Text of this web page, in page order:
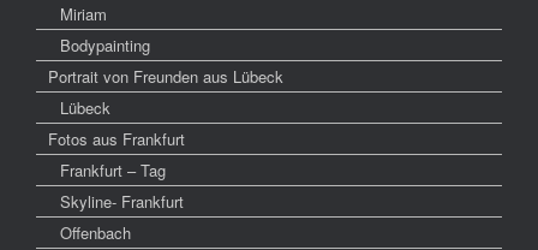
Miriam
Bodypainting
Portrait von Freunden aus Lübeck
Lübeck
Fotos aus Frankfurt
Frankfurt – Tag
Skyline- Frankfurt
Offenbach